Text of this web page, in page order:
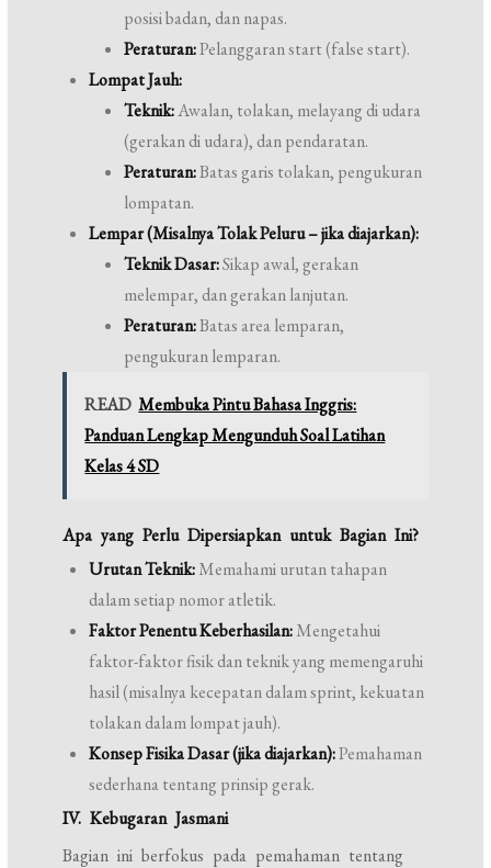
posisi badan, dan napas.
Peraturan:Pelanggaran start (false start).
Lompat Jauh:
Teknik:Awalan, tolakan, melayang di udara
(gerakan di udara), dan pendaratan.
Peraturan:Batas garis tolakan, pengukuran
lompatan.
Lempar (Misalnya Tolak Peluru – jika diajarkan):
Teknik Dasar:Sikap awal, gerakan
melempar, dan gerakan lanjutan.
Peraturan:Batas area lemparan,
pengukuran lemparan.
READ Membuka Pintu Bahasa Inggris:
Panduan Lengkap Mengunduh Soal Latihan
Kelas 4 SD
Apa yang Perlu Dipersiapkan untuk Bagian Ini?
Urutan Teknik:Memahami urutan tahapan
dalam setiap nomor atletik.
Faktor Penentu Keberhasilan:Mengetahui
faktor-faktor fisik dan teknik yang memengaruhi
hasil (misalnya kecepatan dalam sprint, kekuatan
tolakan dalam lompat jauh).
Konsep Fisika Dasar (jika diajarkan):Pemahaman
sederhana tentang prinsip gerak.
IV. Kebugaran Jasmani
Bagian ini berfokus pada pemahaman tentang